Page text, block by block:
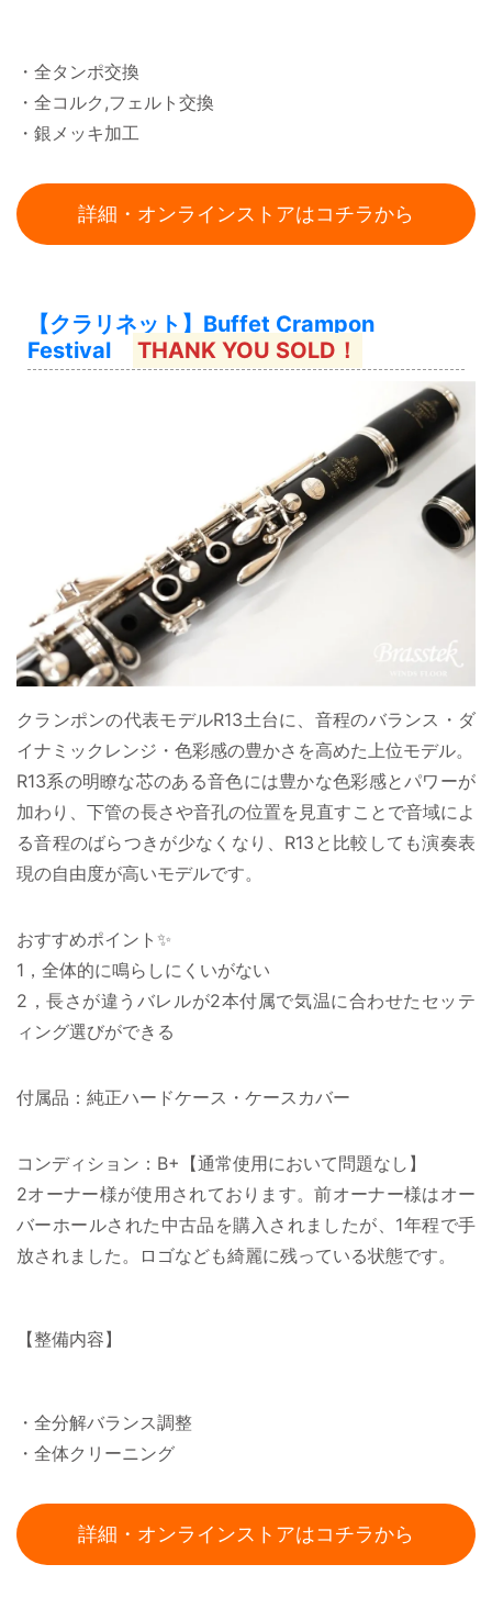
・全タンポ交換
・全コルク,フェルト交換
・銀メッキ加工
詳細・オンラインストアはコチラから
【クラリネット】Buffet Crampon
Festival
THANK YOU SOLD！
クランポンの代表モデルR13土台に、音程のバランス・ダ
イナミックレンジ・色彩感の豊かさを高めた上位モデル。
R13系の明瞭な芯のある音色には豊かな色彩感とパワーが
加わり、下管の長さや音孔の位置を見直すことで音域によ
る音程のばらつきが少なくなり、R13と比較しても演奏表
現の自由度が高いモデルです。
おすすめポイント✨
1，全体的に鳴らしにくいがない
2，長さが違うバレルが2本付属で気温に合わせたセッテ
ィング選びができる
付属品：純正ハードケース・ケースカバー
コンディション：B+【通常使用において問題なし】
2オーナー様が使用されております。前オーナー様はオー
バーホールされた中古品を購入されましたが、1年程で手
放されました。ロゴなども綺麗に残っている状態です。
【整備内容】
・全分解バランス調整
・全体クリーニング
詳細・オンラインストアはコチラから